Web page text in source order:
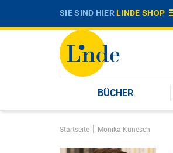
SIE SIND HIERLINDE SHOP
BÜCHER
Startseite | Monika Kunesch